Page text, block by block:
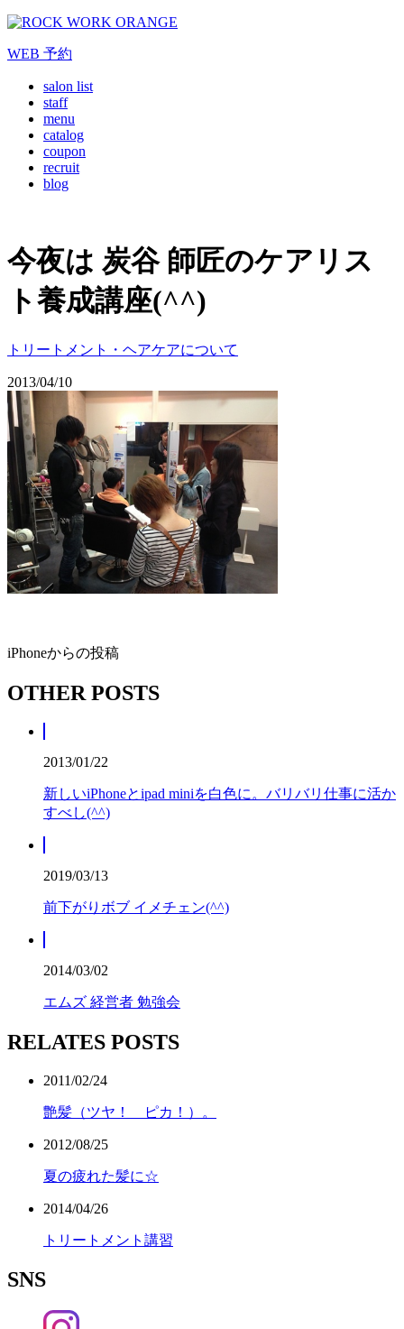
WEB 予約
salon list
staff
menu
catalog
coupon
recruit
blog
今夜は 炭谷 師匠のケアリス
ト養成講座(^^)
トリートメント・ヘアケアについて
2013/04/10
iPhoneからの投稿
OTHER POSTS
2013/01/22
新しいiPhoneとipad miniを白色に。バリバリ仕事に活か
すべし(^^)
2019/03/13
前下がりボブ イメチェン(^^)
2014/03/02
エムズ 経営者 勉強会
RELATES POSTS
2011/02/24
艶髪（ツヤ！ ピカ！）。
2012/08/25
夏の疲れた髪に☆
2014/04/26
トリートメント講習
SNS